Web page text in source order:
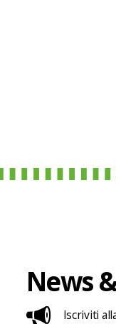
News
Iscriviti